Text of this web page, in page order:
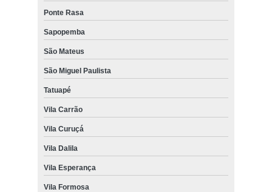
Ponte Rasa
Sapopemba
São Mateus
São Miguel Paulista
Tatuapé
Vila Carrão
Vila Curuçá
Vila Dalila
Vila Esperança
Vila Formosa